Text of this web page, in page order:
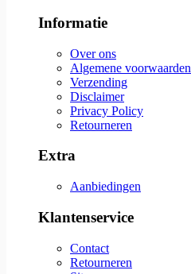
Informatie
Over ons
Algemene voorwaarden
Verzending
Disclaimer
Privacy Policy
Retourneren
Extra
Aanbiedingen
Klantenservice
Contact
Retourneren